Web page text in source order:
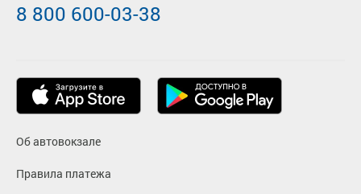
Об автовокзале
Правила платежа
8 800 600-03-38